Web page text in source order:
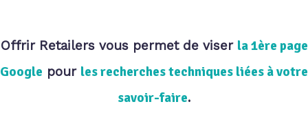
Offrir Retailers vous permet de viser la 1ère page
Google pour les recherches techniques liées à votre
savoir-faire.